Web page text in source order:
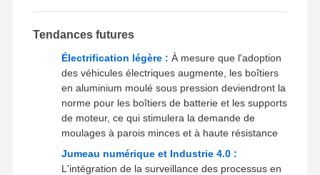
Tendances futures
Électrification légère : À mesure que l'adoption
des véhicules électriques augmente, les boîtiers
en aluminium moulé sous pression deviendront la
norme pour les boîtiers de batterie et les supports
de moteur, ce qui stimulera la demande de
moulages à parois minces et à haute résistance
Jumeau numérique et Industrie 4.0 :
L'intégration de la surveillance des processus en